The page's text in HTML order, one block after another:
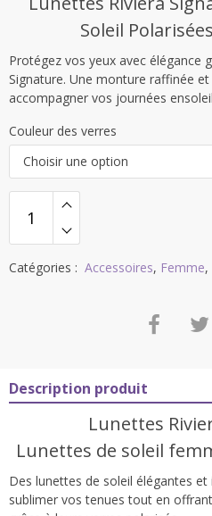
prix :
24,05 €
à
24,33 €
Soleil
Protégez vos yeux avec élégance
Signature. Une monture raffinée
accompagner vos journées
Couleur des verres
Choisir une option
Catégories : Accessoires, Femme,
Description produit
Lunettes
Lunettes de soleil
Des lunettes de soleil élégantes
sublimer vos tenues tout en